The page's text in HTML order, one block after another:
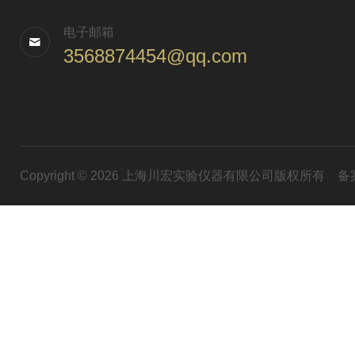
电子邮箱
3568874454@qq.com
Copyright © 2026 上海川宏实验仪器有限公司版权所有 备